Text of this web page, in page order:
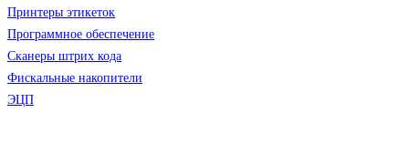
Принтеры этикеток
Программное обеспечение
Сканеры штрих кода
Фискальные накопители
ЭЦП